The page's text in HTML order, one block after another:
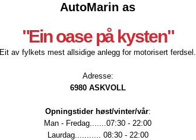
AutoMarin as
"Ein oase på kysten"
Eit av fylkets mest allsidige anlegg for motorisert ferdsel.
Adresse:
6980 ASKVOLL
Opningstider høst/vinter/vår:
Man - Fredag.......07:30 - 22:00
Laurdag........... 08:30 - 22:00